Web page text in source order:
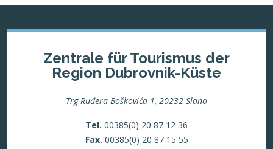
Zentrale für Tourismus der
Region Dubrovnik-Küste
Trg Ruđera Boškovića 1, 20232 Slano
Tel. 00385(0) 20 87 12 36
Fax. 00385(0) 20 87 15 55